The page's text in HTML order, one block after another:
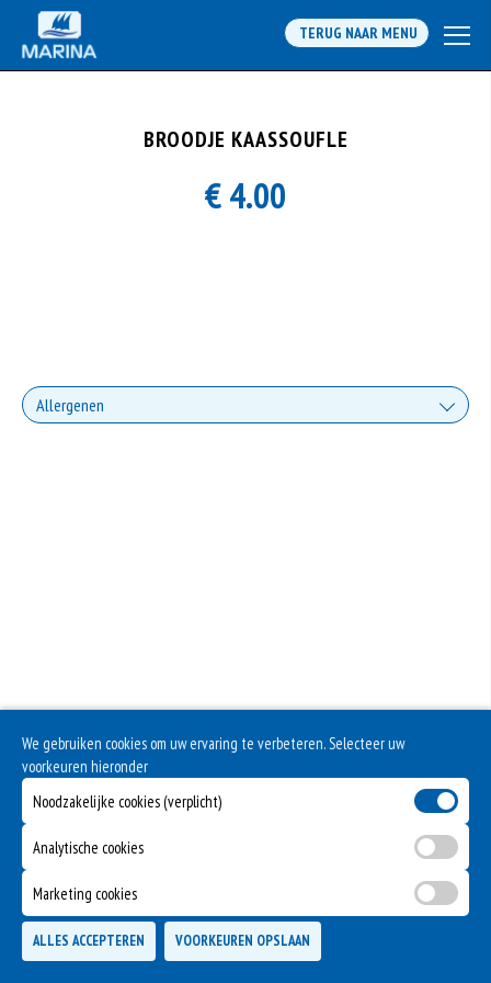
TERUG NAAR MENU
BROODJE KAASSOUFLE
€ 4.00
Allergenen
We gebruiken cookies om uw ervaring te verbeteren. Selecteer uw
voorkeuren hieronder
Noodzakelijke cookies (verplicht)
Analytische cookies
Marketing cookies
ALLES ACCEPTEREN VOORKEUREN OPSLAAN